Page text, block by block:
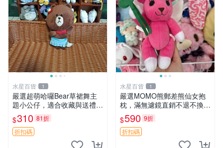
水星百貨 1
嚴選超萌哈囉Bear草裙舞主
題小公仔，適合收藏與送禮 1
00 克 哈囉Bear 草裙舞
$310 81折
折扣碼
水星百貨 1
嚴選MOMO熊郵差熊仙女抱
枕，滿無濾鏡直銷不退不換
經典造型可愛必備 紅薯啵啵
間抱枕 抱枕 時尚
$590 9折
折扣碼